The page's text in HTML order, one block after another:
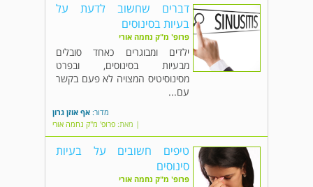
דברים שחשוב לדעת על
בעיות בסינוסים
פרופ' מ"ק נחמה אורי
ילדים ומבוגרים כאחד סובלים
מבעיות בסינוסים, ובפרט
מסינוסיטיס המצויה לא פעם בקשר
עם...
מדור:אף אוזן גרון
| מאת:פרופ' מ"ק נחמה אורי
טיפים חשובים על בעיות
סינוסים
פרופ' מ"ק נחמה אורי